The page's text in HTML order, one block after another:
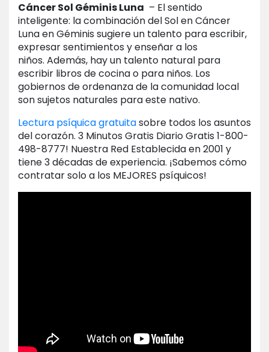
Cáncer Sol Géminis Luna – El sentido
inteligente: la combinación del Sol en Cáncer
Luna en Géminis sugiere un talento para escribir,
expresar sentimientos y enseñar a los
niños. Además, hay un talento natural para
escribir libros de cocina o para niños. Los
gobiernos de ordenanza de la comunidad local
son sujetos naturales para este nativo.
Lectura psíquica gratuitasobre todos los asuntos
del corazón. 3 Minutos Gratis Diario Gratis 1-800-
498-8777! Nuestra Red Establecida en 2001 y
tiene 3 décadas de experiencia. ¡Sabemos cómo
contratar solo a los MEJORES psíquicos!